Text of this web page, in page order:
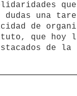
una
de
que hoy
de